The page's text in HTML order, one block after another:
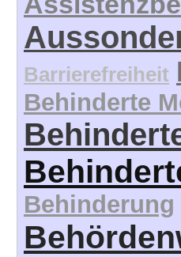
Barrierefreiheit
Behinderte
Behinderung